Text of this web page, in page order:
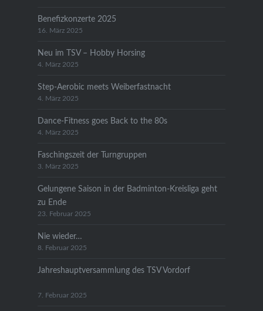
Benefizkonzerte 2025
16. März 2025
Neu im TSV – Hobby Horsing
4. März 2025
Step-Aerobic meets Weiberfastnacht
4. März 2025
Dance-Fitness goes Back to the 80s
4. März 2025
Faschingszeit der Turngruppen
3. März 2025
Gelungene Saison in der Badminton-Kreisliga geht
zu Ende
23. Februar 2025
Nie wieder…
8. Februar 2025
Jahreshauptversammlung des TSV Vordorf
7. Februar 2025